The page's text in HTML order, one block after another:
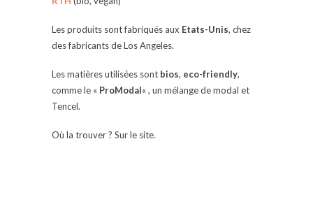
Les produits sont fabriqués aux Etats-Unis, chez
des fabricants de Los Angeles.
Les matières utilisées sont bios, eco-friendly,
comme le « ProModal« , un mélange de modal et
Tencel.
Où la trouver ? Sur le site.